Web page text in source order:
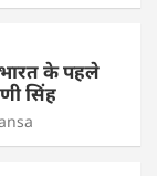
भारत के पहले
सिंह